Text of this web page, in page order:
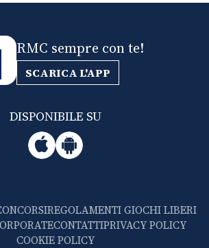
RMC sempre con te!
SCARICA L'APP
DISPONIBILE SU
REGOLAMENTI GIOCHI LIBERI
CONTATTIPRIVACY POLICY
COOKIE POLICY